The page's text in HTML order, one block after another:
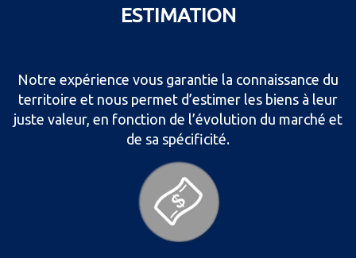
ESTIMATION
Notre expérience vous garantie la connaissance du
territoire et nous permet d’estimer les biens à leur
juste valeur, en fonction de l’évolution du marché et
de sa spécificité.